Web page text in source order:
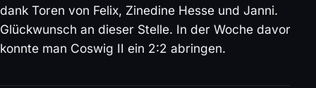
dank Toren von Felix, Zinedine Hesse und Janni.
Glückwunsch an dieser Stelle. In der Woche davor
konnte man Coswig II ein 2:2 abringen.